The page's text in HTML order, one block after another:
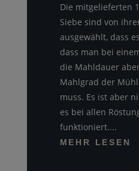
Die mitgelieferten
Siebe sind von
ausgewählt, dass
dass man bei
die Mahldauer
Mahlgrad der
muss. Es ist aber
es bei allen
funktioniert....
MEHR LESEN